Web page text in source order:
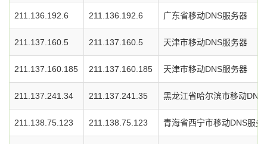
211.136.192.6 211.136.192.6 广东省移动DNS服务器
211.137.160.5 211.137.160.5 天津市移动DNS服务器
211.137.160.185 211.137.160.185 天津市移动DNS服务器
211.137.241.34 211.137.241.35 黑龙江省哈尔滨市移动DNS
211.138.75.123 211.138.75.123 青海省西宁市移动DNS服务